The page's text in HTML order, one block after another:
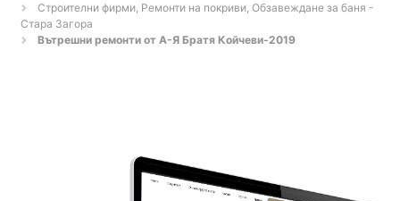
Строителни фирми, Ремонти на покриви, Обзавеждане за баня -
Стара Загора
Вътрешни ремонти от А-Я Братя Койчеви-2019